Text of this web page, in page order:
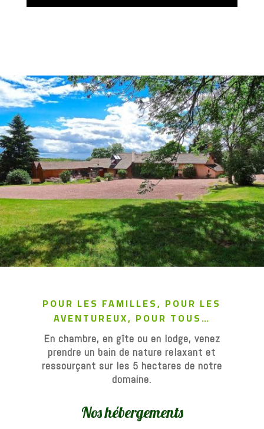
POUR LES FAMILLES, POUR LES
AVENTUREUX, POUR TOUS…
En chambre, en gîte ou en lodge, venez
prendre un bain de nature relaxant et
ressourçant sur les 5 hectares de notre
domaine.
Nos hébergements